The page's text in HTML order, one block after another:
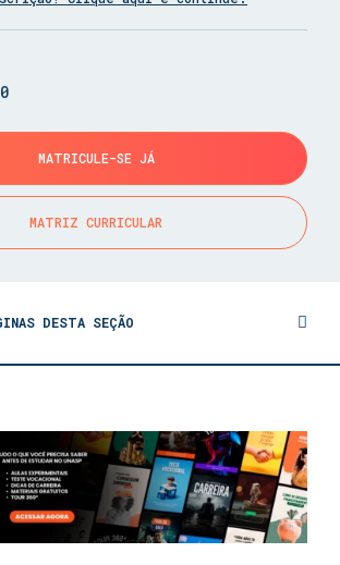
MATRICULE-SE JÁ
MATRIZ CURRICULAR
DESTA SEÇÃO